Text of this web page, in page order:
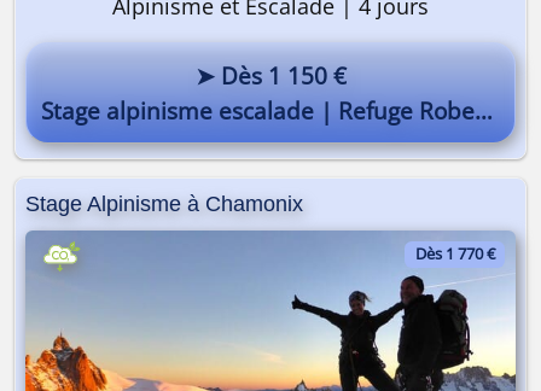
➤ Dès 1 150 €
Stage alpinisme escalade | Refuge Robert Blanc
Stage Alpinisme à Chamonix
Dès 1 770 €